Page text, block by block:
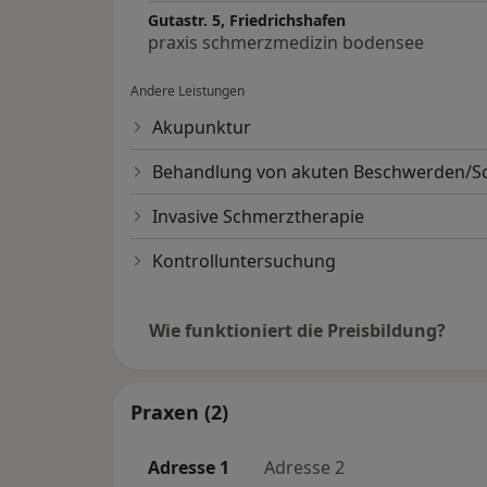
Gutastr. 5, Friedrichshafen
praxis schmerzmedizin bodensee
Andere Leistungen
Akupunktur
Behandlung von akuten Beschwerden/
Invasive Schmerztherapie
Kontrolluntersuchung
Wie funktioniert die Preisbildung?
Praxen (2)
Adresse 1 Adresse 2